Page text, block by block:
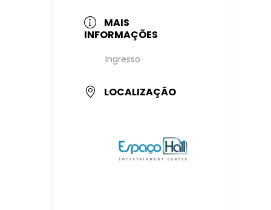
MAIS
INFORMAÇÕES
Ingresso
LOCALIZAÇÃO